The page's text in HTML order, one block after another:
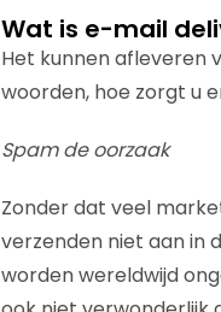
Wat is e-mail
Het kunnen afleveren
woorden, hoe zorgt u
Spam de oorzaak
Zonder dat veel
verzenden niet aan in
worden wereldwijd